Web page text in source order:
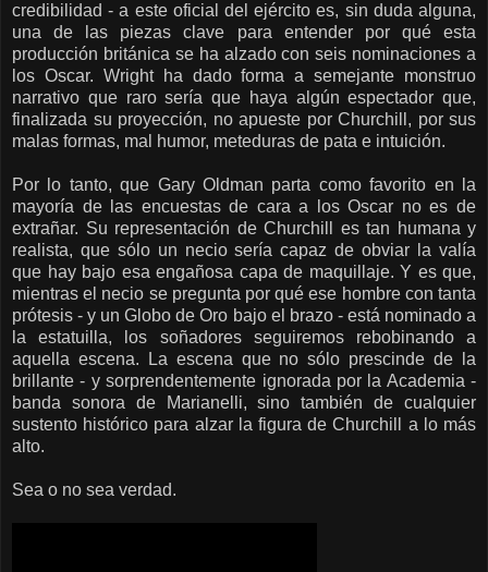
credibilidad - a este oficial del ejército es, sin duda alguna,
una de las piezas clave para entender por qué esta
producción británica se ha alzado con seis nominaciones a
los Oscar. Wright ha dado forma a semejante monstruo
narrativo que raro sería que haya algún espectador que,
finalizada su proyección, no apueste por Churchill, por sus
malas formas, mal humor, meteduras de pata e intuición.
Por lo tanto, que Gary Oldman parta como favorito en la
mayoría de las encuestas de cara a los Oscar no es de
extrañar. Su representación de Churchill es tan humana y
realista, que sólo un necio sería capaz de obviar la valía
que hay bajo esa engañosa capa de maquillaje. Y es que,
mientras el necio se pregunta por qué ese hombre con tanta
prótesis - y un Globo de Oro bajo el brazo - está nominado a
la estatuilla, los soñadores seguiremos rebobinando a
aquella escena. La escena que no sólo prescinde de la
brillante - y sorprendentemente ignorada por la Academia -
banda sonora de Marianelli, sino también de cualquier
sustento histórico para alzar la figura de Churchill a lo más
alto.
Sea o no sea verdad.